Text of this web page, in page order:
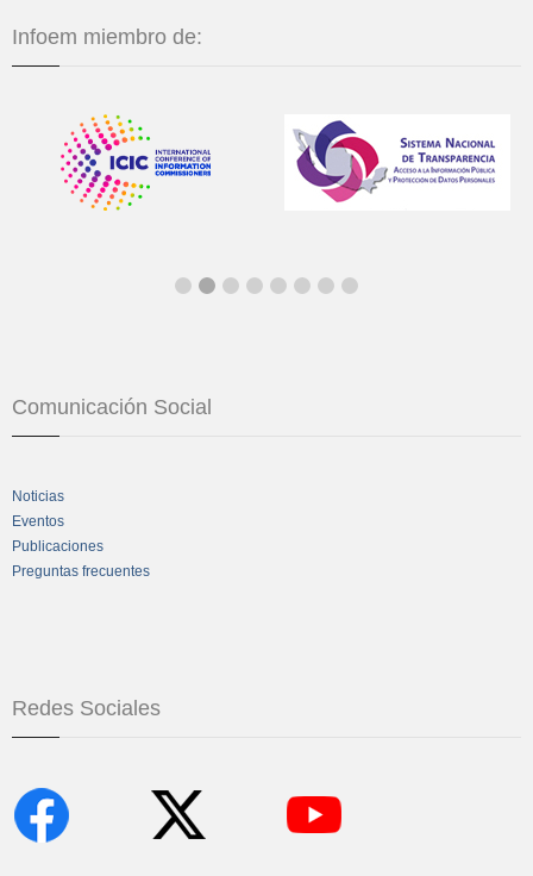
Infoem miembro de:
Comunicación Social
Noticias
Eventos
Publicaciones
Preguntas frecuentes
Redes Sociales